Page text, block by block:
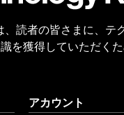
、読者の皆さまに、
を獲得していただくた
アカウント